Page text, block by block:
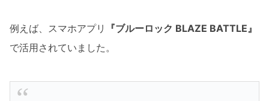
例えば、スマホアプリ
『ブルーロック BLAZE BATTLE』
で活用されていました。